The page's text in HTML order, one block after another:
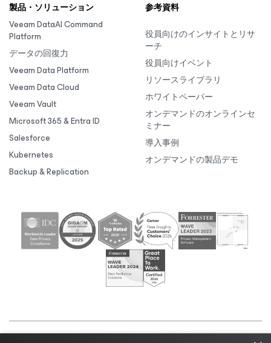
製品・ソリューション
Veeam DataAI Command
Platform
データの回復力
Veeam Data Platform
Veeam Data Cloud
Veeam Vault
Microsoft 365 & Entra ID
Salesforce
Kubernetes
Backup & Replication
参考資料
役員向けのインサイトとリサ
ーチ
役員向けイベント
リソースライブラリ
ホワイトペーパー
オンデマンドのオンラインセ
ミナー
導入事例
オンデマンドの製品デモ